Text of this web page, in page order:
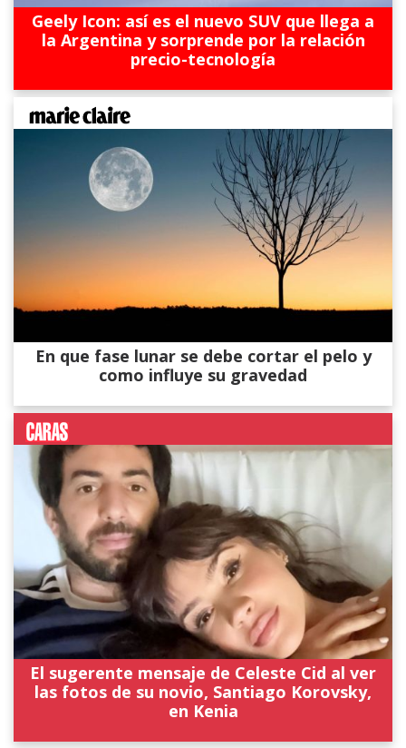
Geely Icon: así es el nuevo SUV que llega a
la Argentina y sorprende por la relación
precio-tecnología
En que fase lunar se debe cortar el pelo y
como influye su gravedad
El sugerente mensaje de Celeste Cid al ver
las fotos de su novio, Santiago Korovsky,
en Kenia